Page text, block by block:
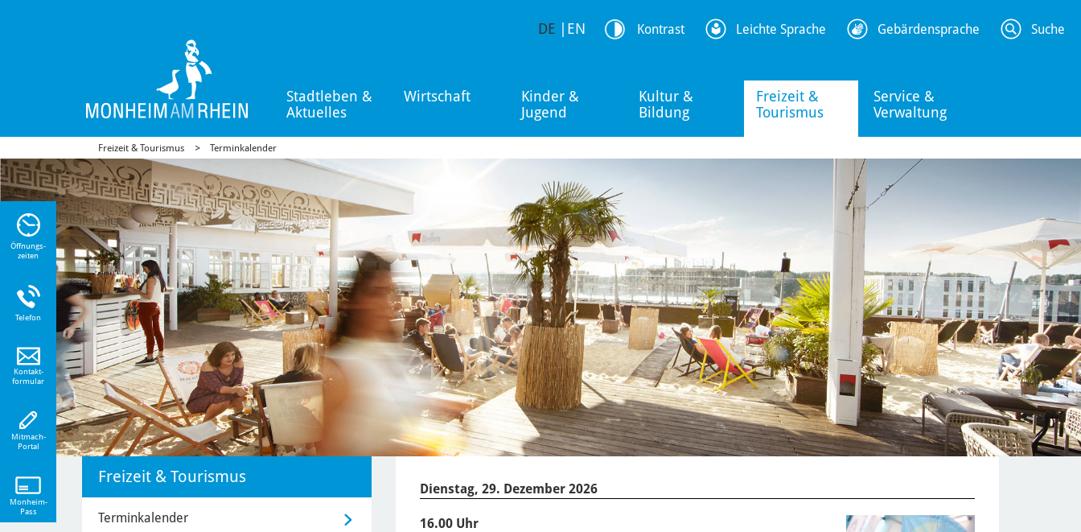
Stadtleben &
Aktuelles
Wirtschaft
Kinder &
Jugend
Kultur &
Bildung
Freizeit &
Tourismus
Service &
Verwaltung
DE EN Kontrast Leichte Sprache Gebärdensprache Suche
Freizeit & Tourismus Terminkalender
Dienstag, 29. Dezember 2026
16.00 Uhr
Freizeit & Tourismus
Terminkalender
Öffnungs-
zeiten
Telefon
Kontakt-
formular
Mitmach-
Portal
Monheim-
Pass
Sie
zu